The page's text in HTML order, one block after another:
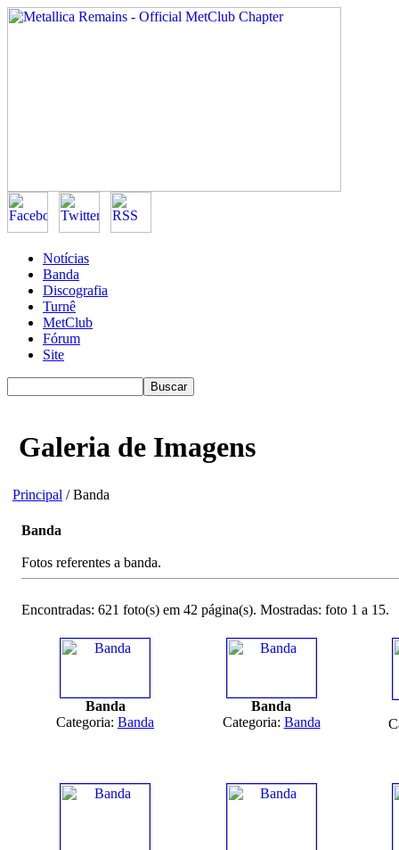
Notícias
Banda
Discografia
Turnê
MetClub
Fórum
Site
Galeria de Imagens
Principal / Banda
Banda
Fotos referentes a banda.
Encontradas: 621 foto(s) em 42 página(s). Mostradas: foto 1 a 15.
Banda
Categoria: Banda
Banda
Categoria: Banda